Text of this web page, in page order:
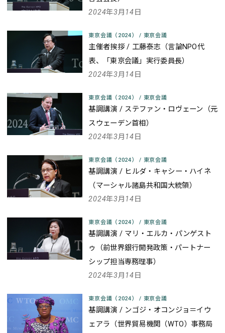
2024年3月14日
東京会議（2024）/ 東京会議
主催者挨拶 / 工藤泰志（言論NPO代
表、「東京会議」実行委員長）
2024年3月14日
東京会議（2024）/ 東京会議
基調講演 / ステファン・ロヴェーン（元
スウェーデン首相）
2024年3月14日
東京会議（2024）/ 東京会議
基調講演 / ヒルダ・キャシー・ハイネ
（マーシャル諸島共和国大統領）
2024年3月14日
東京会議（2024）/ 東京会議
基調講演 / マリ・エルカ・パンゲスト
ゥ（前世界銀行開発政策・パートナー
シップ担当専務理事）
2024年3月14日
東京会議（2024）/ 東京会議
基調講演 / ンゴジ・オコンジョ＝イウ
ェアラ（世界貿易機関（WTO）事務局